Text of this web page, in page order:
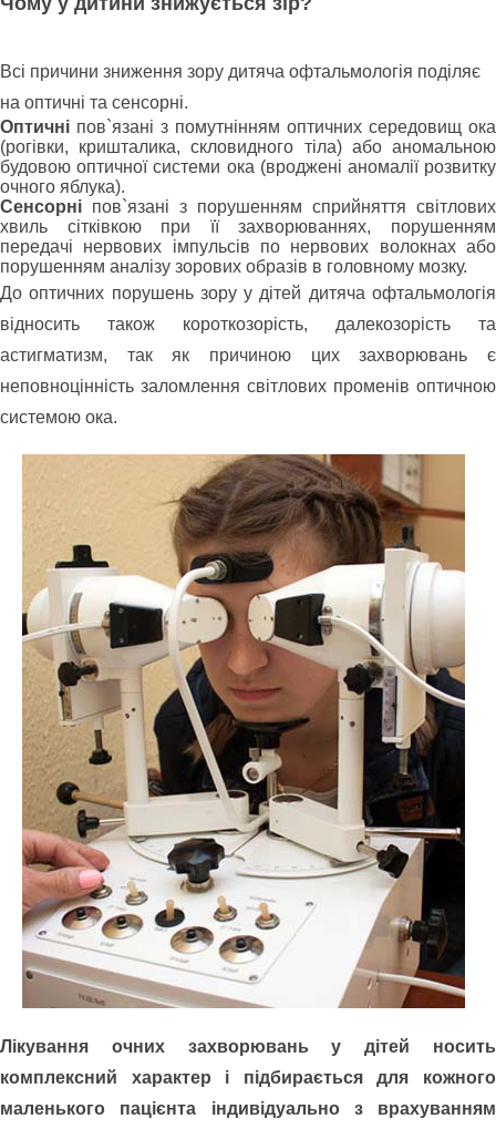
Всі причини зниження зору дитяча офтальмологія поділяє
на оптичні та сенсорні.
Оптичні пов`язані з помутнінням оптичних середовищ ока
(рогівки, кришталика, скловидного тіла) або аномальною
будовою оптичної системи ока (вроджені аномалії розвитку
очного яблука).
Сенсорні пов`язані з порушенням сприйняття світлових
хвиль сітківкою при її захворюваннях, порушенням
передачі нервових імпульсів по нервових волокнах або
порушенням аналізу зорових образів в головному мозку.
До оптичних порушень зору у дітей дитяча офтальмологія
відносить також короткозорість, далекозорість та
астигматизм, так як причиною цих захворювань є
неповноцінність заломлення світлових променів оптичною
системою ока.
Лікування очних захворювань у дітей носить
комплексний характер і підбирається для кожного
маленького пацієнта індивідуально з врахуванням